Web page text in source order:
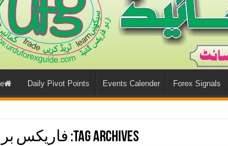
Daily Pivot Points Events Calender Forex Signals
Tag Archives: فاریکس